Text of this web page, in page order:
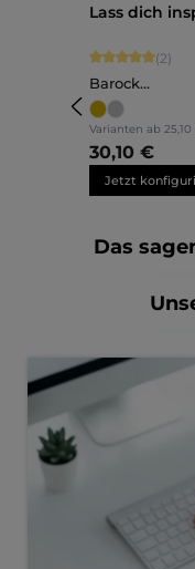
Produktgalerie
Lass dich
(2)
Barock
Bilderrahmen
Anna
Varianten ab 25,10
30,10 €
Jetzt
Das